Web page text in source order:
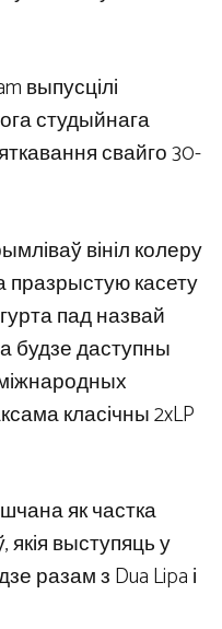
выпусцілі
студыйнага
свайго 30-
вініл колеру
празрыстую касету
пад назвай
будзе даступны
класічны 2xLP
як частка
выступяць у
разам з Dua Lipa і